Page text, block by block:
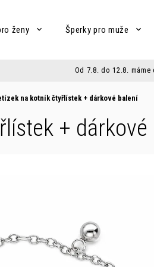
ženy Šperky pro muže
Od 7.8. do 12.8.
na kotník čtyřlístek + dárkové balení
+